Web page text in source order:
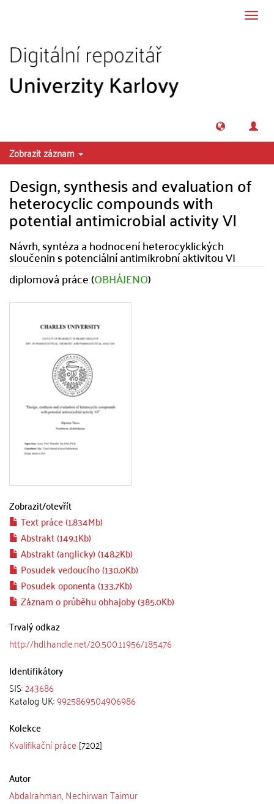
Zobrazit záznam
Design, synthesis and evaluation of
heterocyclic compounds with
potential antimicrobial activity VI
Návrh, syntéza a hodnocení heterocyklických
sloučenin s potenciální antimikrobní aktivitou VI
diplomová práce (OBHÁJENO)
Zobrazit/otevřít
Text práce (1.834Mb)
Abstrakt (149.1Kb)
Abstrakt (anglicky) (148.2Kb)
Posudek vedoucího (130.0Kb)
Posudek oponenta (133.7Kb)
Záznam o průběhu obhajoby (385.0Kb)
Trvalý odkaz
http://hdl.handle.net/20.500.11956/185476
Identifikátory
SIS:243686
Katalog UK:9925869504906986
Kolekce
Kvalifikační práce [7202]
Autor
Abdalrahman, Nechirwan Taimur